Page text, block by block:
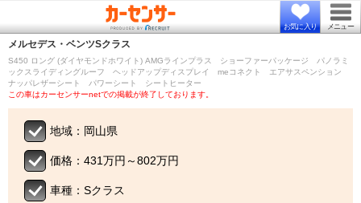
お気に入り メニュー
メルセデス・ベンツSクラス
S450 ロング (ダイヤモンドホワイト) AMGラインプラス ショーファーパッケージ パノラミ
ックスライディングルーフ ヘッドアップディスプレイ meコネクト エアサスペンション
ナッパレザーシート パワーシート シートヒーター
この車はカーセンサーnetでの掲載が終了しております。
地域：岡山県
価格：431万円～802万円
車種：Sクラス